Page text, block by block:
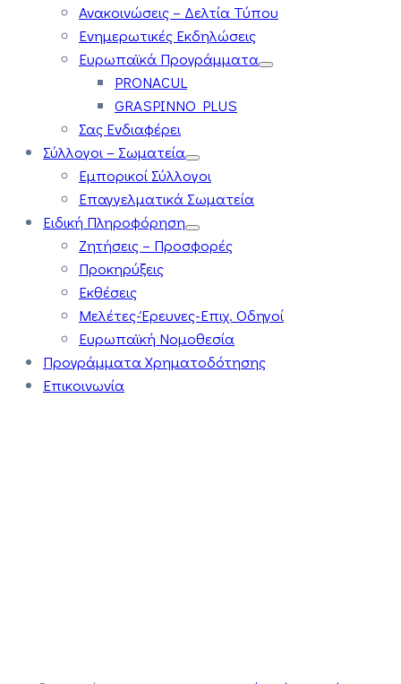
Ανακοινώσεις – Δελτία Τύπου
Ενημερωτικές Εκδηλώσεις
Ευρωπαϊκά Προγράμματα
PRONACUL
GRASPINNO PLUS
Σας Ενδιαφέρει
Σύλλογοι – Σωματεία
Εμπορικοί Σύλλογοι
Επαγγελματικά Σωματεία
Ειδική Πληροφόρηση
Ζητήσεις – Προσφορές
Προκηρύξεις
Εκθέσεις
Μελέτες-Έρευνες-Επιχ. Οδηγοί
Ευρωπαϊκή Νομοθεσία
Προγράμματα Χρηματοδότησης
Επικοινωνία